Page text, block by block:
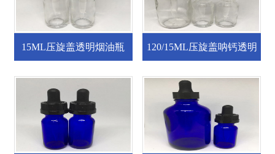
15ML压旋盖透明烟油瓶 120/15ML压旋盖呐钙透明
烟油瓶